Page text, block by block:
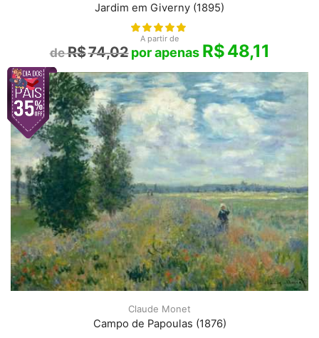
Jardim em Giverny (1895)
A partir de
R$74,02 R$48,11
Claude Monet
Campo de Papoulas (1876)